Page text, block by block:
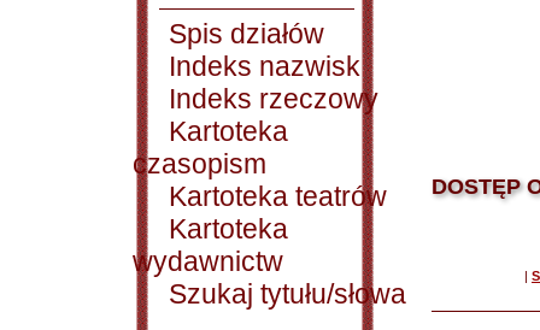
Spis działów
Indeks nazwisk
Indeks rzeczowy
Kartoteka
czasopism
Kartoteka teatrów
Kartoteka
wydawnictw
Szukaj tytułu/słowa
DOSTĘP
|